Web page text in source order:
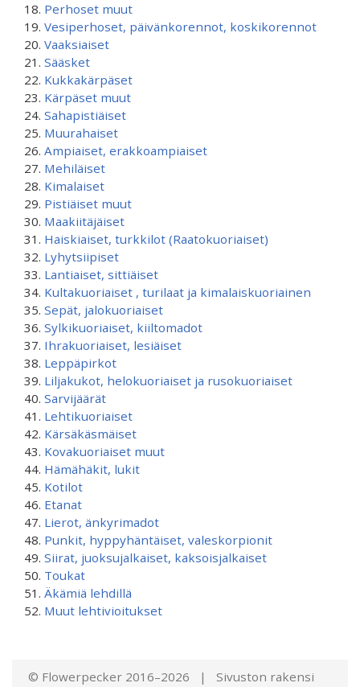
Perhoset muut
Vesiperhoset, päivänkorennot, koskikorennot
Vaaksiaiset
Sääsket
Kukkakärpäset
Kärpäset muut
Sahapistiäiset
Muurahaiset
Ampiaiset, erakkoampiaiset
Mehiläiset
Kimalaiset
Pistiäiset muut
Maakiitäjäiset
Haiskiaiset, turkkilot (Raatokuoriaiset)
Lyhytsiipiset
Lantiaiset, sittiäiset
Kultakuoriaiset , turilaat ja kimalaiskuoriainen
Sepät, jalokuoriaiset
Sylkikuoriaiset, kiiltomadot
Ihrakuoriaiset, lesiäiset
Leppäpirkot
Liljakukot, helokuoriaiset ja rusokuoriaiset
Sarvijäärät
Lehtikuoriaiset
Kärsäkäsmäiset
Kovakuoriaiset muut
Hämähäkit, lukit
Kotilot
Etanat
Lierot, änkyrimadot
Punkit, hyppyhäntäiset, valeskorpionit
Siirat, juoksujalkaiset, kaksoisjalkaiset
Toukat
Äkämiä lehdillä
Muut lehtivioitukset
© Flowerpecker 2016–2026 | Sivuston rakensi